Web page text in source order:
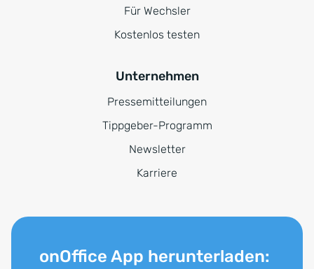
Für Wechsler
Kostenlos testen
Unternehmen
Pressemitteilungen
Tippgeber-Programm
Newsletter
Karriere
onOffice App herunterladen: